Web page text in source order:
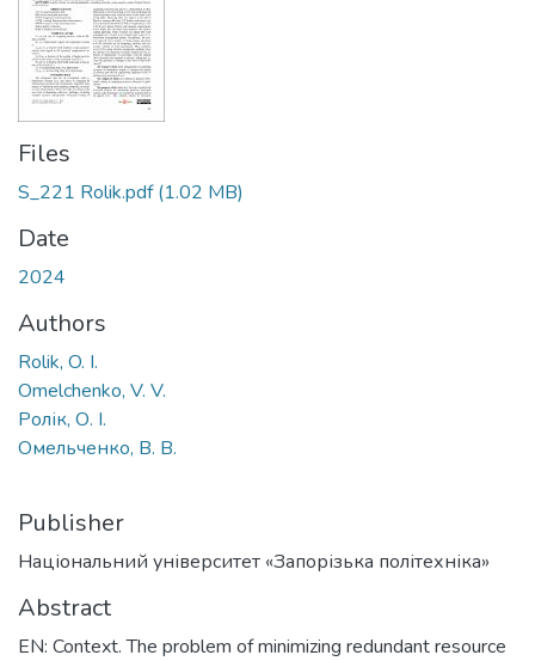
Files
S_221 Rolik.pdf(1.02 MB)
Date
2024
Authors
Rolik, O. I.
Omelchenko, V. V.
Ролік, О. І.
Омельченко, В. В.
Publisher
Національний університет «Запорізька політехніка»
Abstract
EN: Context. The problem of minimizing redundant resource